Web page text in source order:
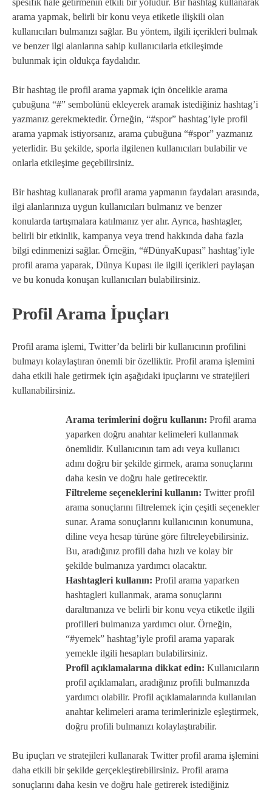
spesifik hale getirmenin etkili bir yoludur. Bir hashtag kullanarak
arama yapmak, belirli bir konu veya etiketle ilişkili olan
kullanıcıları bulmanızı sağlar. Bu yöntem, ilgili içerikleri bulmak
ve benzer ilgi alanlarına sahip kullanıcılarla etkileşimde
bulunmak için oldukça faydalıdır.
Bir hashtag ile profil arama yapmak için öncelikle arama
çubuğuna “#” sembolünü ekleyerek aramak istediğiniz hashtag’i
yazmanız gerekmektedir. Örneğin, “#spor” hashtag’iyle profil
arama yapmak istiyorsanız, arama çubuğuna “#spor” yazmanız
yeterlidir. Bu şekilde, sporla ilgilenen kullanıcıları bulabilir ve
onlarla etkileşime geçebilirsiniz.
Bir hashtag kullanarak profil arama yapmanın faydaları arasında,
ilgi alanlarınıza uygun kullanıcıları bulmanız ve benzer
konularda tartışmalara katılmanız yer alır. Ayrıca, hashtagler,
belirli bir etkinlik, kampanya veya trend hakkında daha fazla
bilgi edinmenizi sağlar. Örneğin, “#DünyaKupası” hashtag’iyle
profil arama yaparak, Dünya Kupası ile ilgili içerikleri paylaşan
ve bu konuda konuşan kullanıcıları bulabilirsiniz.
Profil Arama İpuçları
Profil arama işlemi, Twitter’da belirli bir kullanıcının profilini
bulmayı kolaylaştıran önemli bir özelliktir. Profil arama işlemini
daha etkili hale getirmek için aşağıdaki ipuçlarını ve stratejileri
kullanabilirsiniz.
Arama terimlerini doğru kullanın: Profil arama
yaparken doğru anahtar kelimeleri kullanmak
önemlidir. Kullanıcının tam adı veya kullanıcı
adını doğru bir şekilde girmek, arama sonuçlarını
daha kesin ve doğru hale getirecektir.
Filtreleme seçeneklerini kullanın: Twitter profil
arama sonuçlarını filtrelemek için çeşitli seçenekler
sunar. Arama sonuçlarını kullanıcının konumuna,
diline veya hesap türüne göre filtreleyebilirsiniz.
Bu, aradığınız profili daha hızlı ve kolay bir
şekilde bulmanıza yardımcı olacaktır.
Hashtagleri kullanın: Profil arama yaparken
hashtagleri kullanmak, arama sonuçlarını
daraltmanıza ve belirli bir konu veya etiketle ilgili
profilleri bulmanıza yardımcı olur. Örneğin,
“#yemek” hashtag’iyle profil arama yaparak
yemekle ilgili hesapları bulabilirsiniz.
Profil açıklamalarına dikkat edin: Kullanıcıların
profil açıklamaları, aradığınız profili bulmanızda
yardımcı olabilir. Profil açıklamalarında kullanılan
anahtar kelimeleri arama terimlerinizle eşleştirmek,
doğru profili bulmanızı kolaylaştırabilir.
Bu ipuçları ve stratejileri kullanarak Twitter profil arama işlemini
daha etkili bir şekilde gerçekleştirebilirsiniz. Profil arama
sonuçlarını daha kesin ve doğru hale getirerek istediğiniz